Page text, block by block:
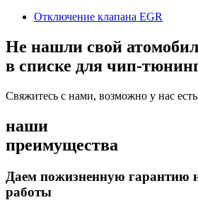
Отключение клапана EGR
Не нашли свой
в списке для чип-
Свяжитесь с нами, возможно у нас
наши
преимущества
Даем пожизненную гарантию
работы